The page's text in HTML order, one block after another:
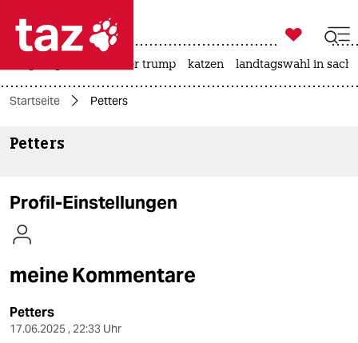
 taz zahl ich
themen
kultur
sport

taz zahl ich
usa unter trump katzen landtagswahl in
Startseite Petters
Petters
Profil-Einstellungen
meine Kommentare
Petters
17.06.2025 , 22:33 Uhr